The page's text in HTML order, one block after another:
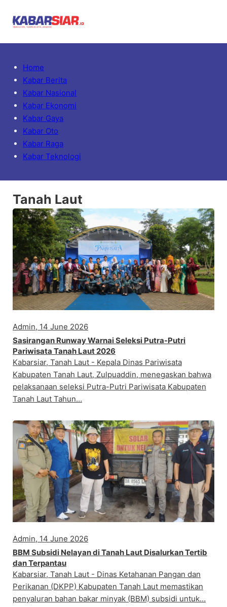
Home
Kabar Berita
Kabar Nasional
Kabar Ekonomi
Kabar Gaya
Kabar Oto
Kabar Raga
Kabar Teknologi
Tanah Laut
Admin, 14 June 2026
Sasirangan Runway Warnai Seleksi Putra-Putri
Pariwisata Tanah Laut 2026
Kabarsiar, Tanah Laut - Kepala Dinas Pariwisata
Kabupaten Tanah Laut, Zulpuaddin, menegaskan bahwa
pelaksanaan seleksi Putra-Putri Pariwisata Kabupaten
Tanah Laut Tahun…
Admin, 14 June 2026
BBM Subsidi Nelayan di Tanah Laut Disalurkan Tertib
dan Terpantau
Kabarsiar, Tanah Laut - Dinas Ketahanan Pangan dan
Perikanan (DKPP) Kabupaten Tanah Laut memastikan
penyaluran bahan bakar minyak (BBM) subsidi untuk…